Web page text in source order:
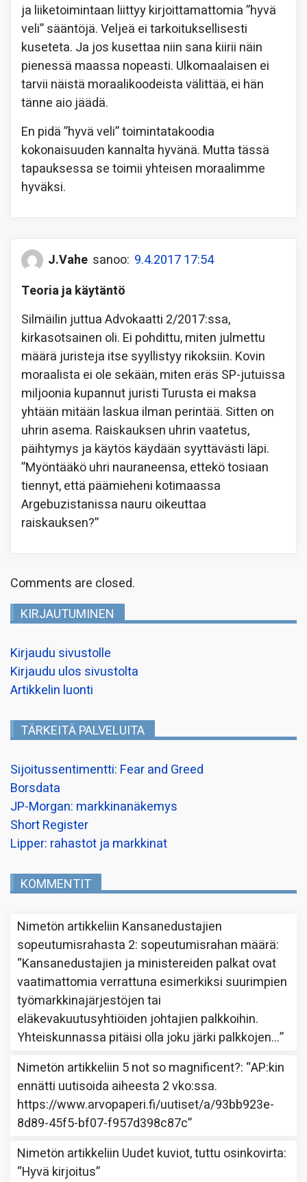
ja liiketoimintaan liittyy kirjoittamattomia ”hyvä
veli” sääntöjä. Veljeä ei tarkoituksellisesti
kuseteta. Ja jos kusettaa niin sana kiirii näin
pienessä maassa nopeasti. Ulkomaalaisen ei
tarvii näistä moraalikoodeista välittää, ei hän
tänne aio jäädä.
En pidä ”hyvä veli” toimintatakoodia
kokonaisuuden kannalta hyvänä. Mutta tässä
tapauksessa se toimii yhteisen moraalimme
hyväksi.
J.Vahe sanoo: 9.4.2017 17:54
Teoria ja käytäntö
Silmäilin juttua Advokaatti 2/2017:ssa,
kirkasotsainen oli. Ei pohdittu, miten julmettu
määrä juristeja itse syyllistyy rikoksiin. Kovin
moraalista ei ole sekään, miten eräs SP-jutuissa
miljoonia kupannut juristi Turusta ei maksa
yhtään mitään laskua ilman perintää. Sitten on
uhrin asema. Raiskauksen uhrin vaatetus,
päihtymys ja käytös käydään syyttävästi läpi.
”Myöntääkö uhri nauraneensa, ettekö tosiaan
tiennyt, että päämieheni kotimaassa
Argebuzistanissa nauru oikeuttaa
raiskauksen?”
Comments are closed.
KIRJAUTUMINEN
Kirjaudu sivustolle
Kirjaudu ulos sivustolta
Artikkelin luonti
TÄRKEITÄ PALVELUITA
Sijoitussentimentti: Fear and Greed
Borsdata
JP-Morgan: markkinanäkemys
Short Register
Lipper: rahastot ja markkinat
KOMMENTIT
Nimetön artikkeliin Kansanedustajien
sopeutumisrahasta 2: sopeutumisrahan määrä:
“Kansanedustajien ja ministereiden palkat ovat
vaatimattomia verrattuna esimerkiksi suurimpien
työmarkkinajärjestöjen tai
eläkevakuutusyhtiöiden johtajien palkkoihin.
Yhteiskunnassa pitäisi olla joku järki palkkojen…”
Nimetön artikkeliin 5 not so magnificent?: “AP:kin
ennätti uutisoida aiheesta 2 vko:ssa.
https://www.arvopaperi.fi/uutiset/a/93bb923e-
8d89-45f5-bf07-f957d398c87c”
Nimetön artikkeliin Uudet kuviot, tuttu osinkovirta:
“Hyvä kirjoitus”